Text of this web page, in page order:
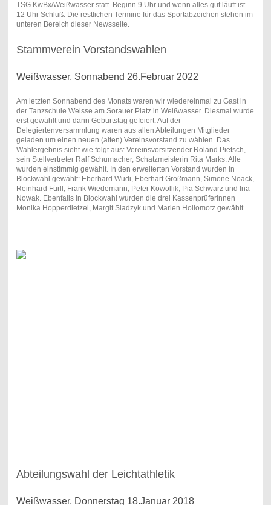
TSG KwBx/Weißwasser statt. Beginn 9 Uhr und wenn alles gut läuft ist
12 Uhr Schluß. Die restlichen Termine für das Sportabzeichen stehen im
unteren Bereich dieser Newsseite.
Stammverein Vorstandswahlen
Weißwasser, Sonnabend 26.Februar 2022
Am letzten Sonnabend des Monats waren wir wiedereinmal zu Gast in
der Tanzschule Weisse am Sorauer Platz in Weißwasser. Diesmal wurde
erst gewählt und dann Geburtstag gefeiert. Auf der
Delegiertenversammlung waren aus allen Abteilungen Mitglieder
geladen um einen neuen (alten) Vereinsvorstand zu wählen. Das
Wahlergebnis sieht wie folgt aus: Vereinsvorsitzender Roland Pietsch,
sein Stellvertreter Ralf Schumacher, Schatzmeisterin Rita Marks. Alle
wurden einstimmig gewählt. In den erweiterten Vorstand wurden in
Blockwahl gewählt: Eberhard Wudi, Eberhart Großmann, Simone Noack,
Reinhard Fürll, Frank Wiedemann, Peter Kowollik, Pia Schwarz und Ina
Nowak. Ebenfalls in Blockwahl wurden die drei Kassenprüferinnen
Monika Hopperdietzel, Margit Sladzyk und Marlen Hollomotz gewählt.
Abteilungswahl der Leichtathletik
Weißwasser, Donnerstag 18.Januar 2018